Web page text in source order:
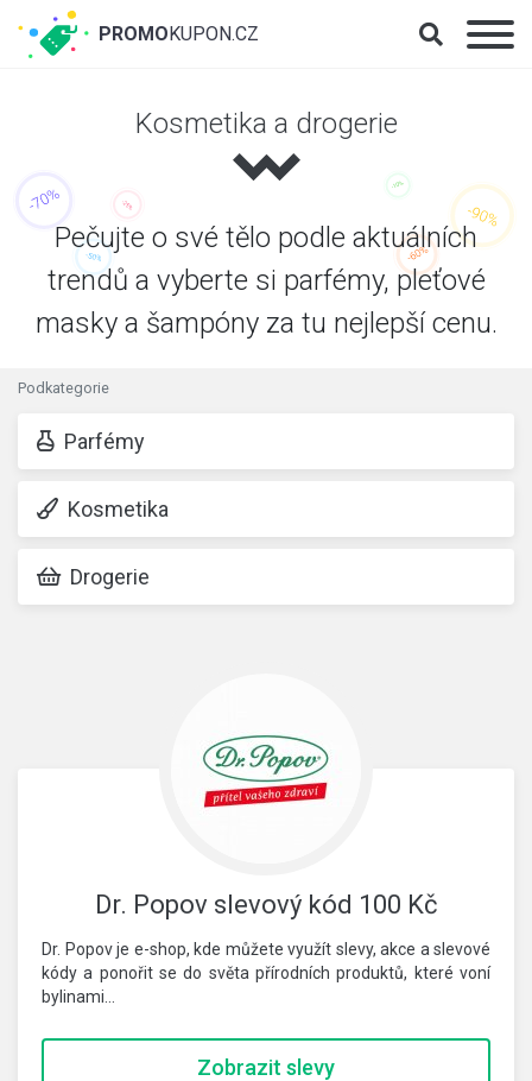
Kosmetika a drogerie
Pečujte o své tělo podle aktuálních
trendů a vyberte si parfémy, pleťové
masky a šampóny za tu nejlepší cenu.
Podkategorie
Parfémy
Kosmetika
Drogerie
Dr. Popov slevový kód 100 Kč
Dr. Popov je e-shop, kde můžete využít slevy, akce a slevové
kódy a ponořit se do světa přírodních produktů, které voní
bylinami…
Zobrazit slevy
PROMOKUPON.CZ